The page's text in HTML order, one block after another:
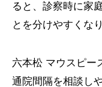
ると、診察時に家
とを分けやすくな
六本松 マウスピー
通院間隔を相談し